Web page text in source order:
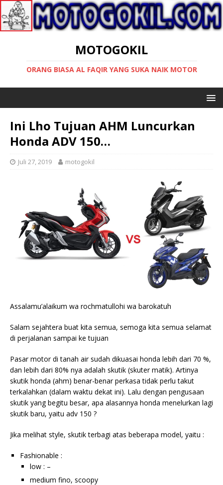
MOTOGOKIL
ORANG BIASA AL FAQIR YANG SUKA NAIK MOTOR
Ini Lho Tujuan AHM Luncurkan
Honda ADV 150…
Juli 27, 2019 motogokil
Assalamu’alaikum wa rochmatullohi wa barokatuh
Salam sejahtera buat kita semua, semoga kita semua selamat
di perjalanan sampai ke tujuan
Pasar motor di tanah air sudah dikuasai honda lebih dari 70 %,
dan lebih dari 80% nya adalah skutik (skuter matik). Artinya
skutik honda (ahm) benar-benar perkasa tidak perlu takut
terkalahkan (dalam waktu dekat ini). Lalu dengan pengusaan
skutik yang begitu besar, apa alasannya honda menelurkan lagi
skutik baru, yaitu adv 150 ?
Jika melihat style, skutik terbagi atas beberapa model, yaitu :
Fashionable :
low : –
medium fino, scoopy